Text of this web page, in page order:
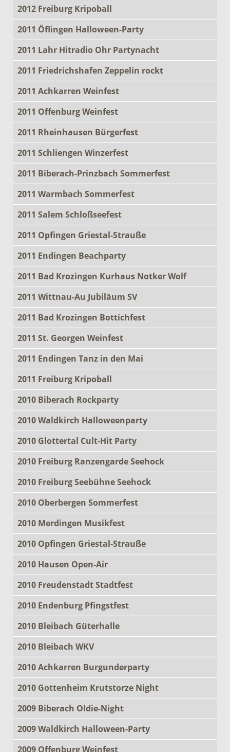
2012 Freiburg Kripoball
2011 Öflingen Halloween-Party
2011 Lahr Hitradio Ohr Partynacht
2011 Friedrichshafen Zeppelin rockt
2011 Achkarren Weinfest
2011 Offenburg Weinfest
2011 Rheinhausen Bürgerfest
2011 Schliengen Winzerfest
2011 Biberach-Prinzbach Sommerfest
2011 Warmbach Sommerfest
2011 Salem Schloßseefest
2011 Opfingen Griestal-Strauße
2011 Endingen Beachparty
2011 Bad Krozingen Kurhaus Notker Wolf
2011 Wittnau-Au Jubiläum SV
2011 Bad Krozingen Bottichfest
2011 St. Georgen Weinfest
2011 Endingen Tanz in den Mai
2011 Freiburg Kripoball
2010 Biberach Rockparty
2010 Waldkirch Halloweenparty
2010 Glottertal Cult-Hit Party
2010 Freiburg Ranzengarde Seehock
2010 Freiburg Seebühne Seehock
2010 Oberbergen Sommerfest
2010 Merdingen Musikfest
2010 Opfingen Griestal-Strauße
2010 Hausen Open-Air
2010 Freudenstadt Stadtfest
2010 Endenburg Pfingstfest
2010 Bleibach Güterhalle
2010 Bleibach WKV
2010 Achkarren Burgunderparty
2010 Gottenheim Krutstorze Night
2009 Biberach Oldie-Night
2009 Waldkirch Halloween-Party
2009 Offenburg Weinfest